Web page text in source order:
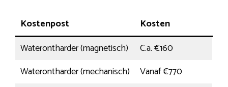
Kostenpost
Kosten
Waterontharder (magnetisch)
C.a. €160
Waterontharder (mechanisch)
Vanaf €770